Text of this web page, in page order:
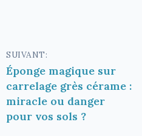
SUIVANT:
Éponge magique sur
carrelage grès cérame :
miracle ou danger
pour vos sols ?